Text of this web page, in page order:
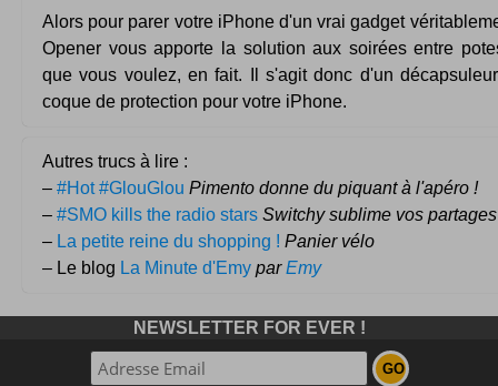
Alors pour parer votre iPhone d'un vrai gadget
Opener vous apporte la solution aux soirées entre
que vous voulez, en fait. Il s'agit donc d'un
coque de protection pour votre iPhone.
Autres trucs à lire :
– #Hot #GlouGlou Pimento donne du piquant à l'apéro !
– #SMO kills the radio stars Switchy sublime vos
– La petite reine du shopping ! Panier vélo
– Le blog La Minute d'Emy parEmy
NEWSLETTER FOR EVER !